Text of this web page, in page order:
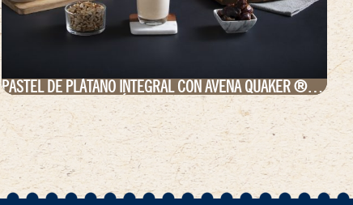
PASTEL DE PLÁTANO INTEGRAL CON AVENA QUAKER ®
SUPER FOODS PROTEÍNA